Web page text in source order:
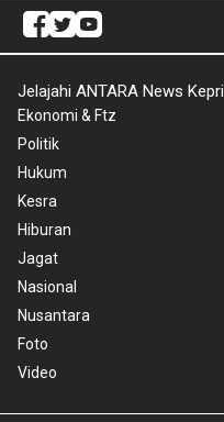
Jelajahi ANTARA News Kepri
Ekonomi & Ftz
Politik
Hukum
Kesra
Hiburan
Jagat
Nasional
Nusantara
Foto
Video